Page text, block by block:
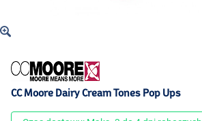
CC Moore Dairy Cream Tones Pop Ups